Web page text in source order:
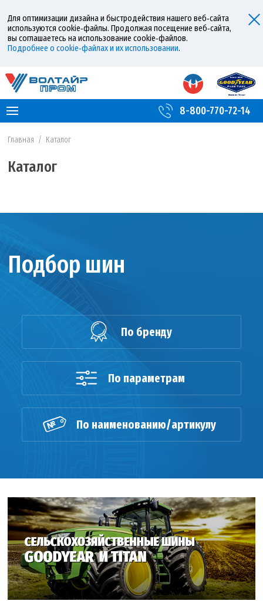
Для оптимизации дизайна и быстродействия нашего веб‑сайта
используются cookie‑файлы. Продолжая посещение веб‑сайта,
вы соглашаетесь на использование cookie‑файлов.
Подробнее о cookie‑файлах и их использовании.
8-800-770-72-14
Главная / Каталог
Каталог
Подбор шин
По бренду
По параметрам
По наименованию/артикулу